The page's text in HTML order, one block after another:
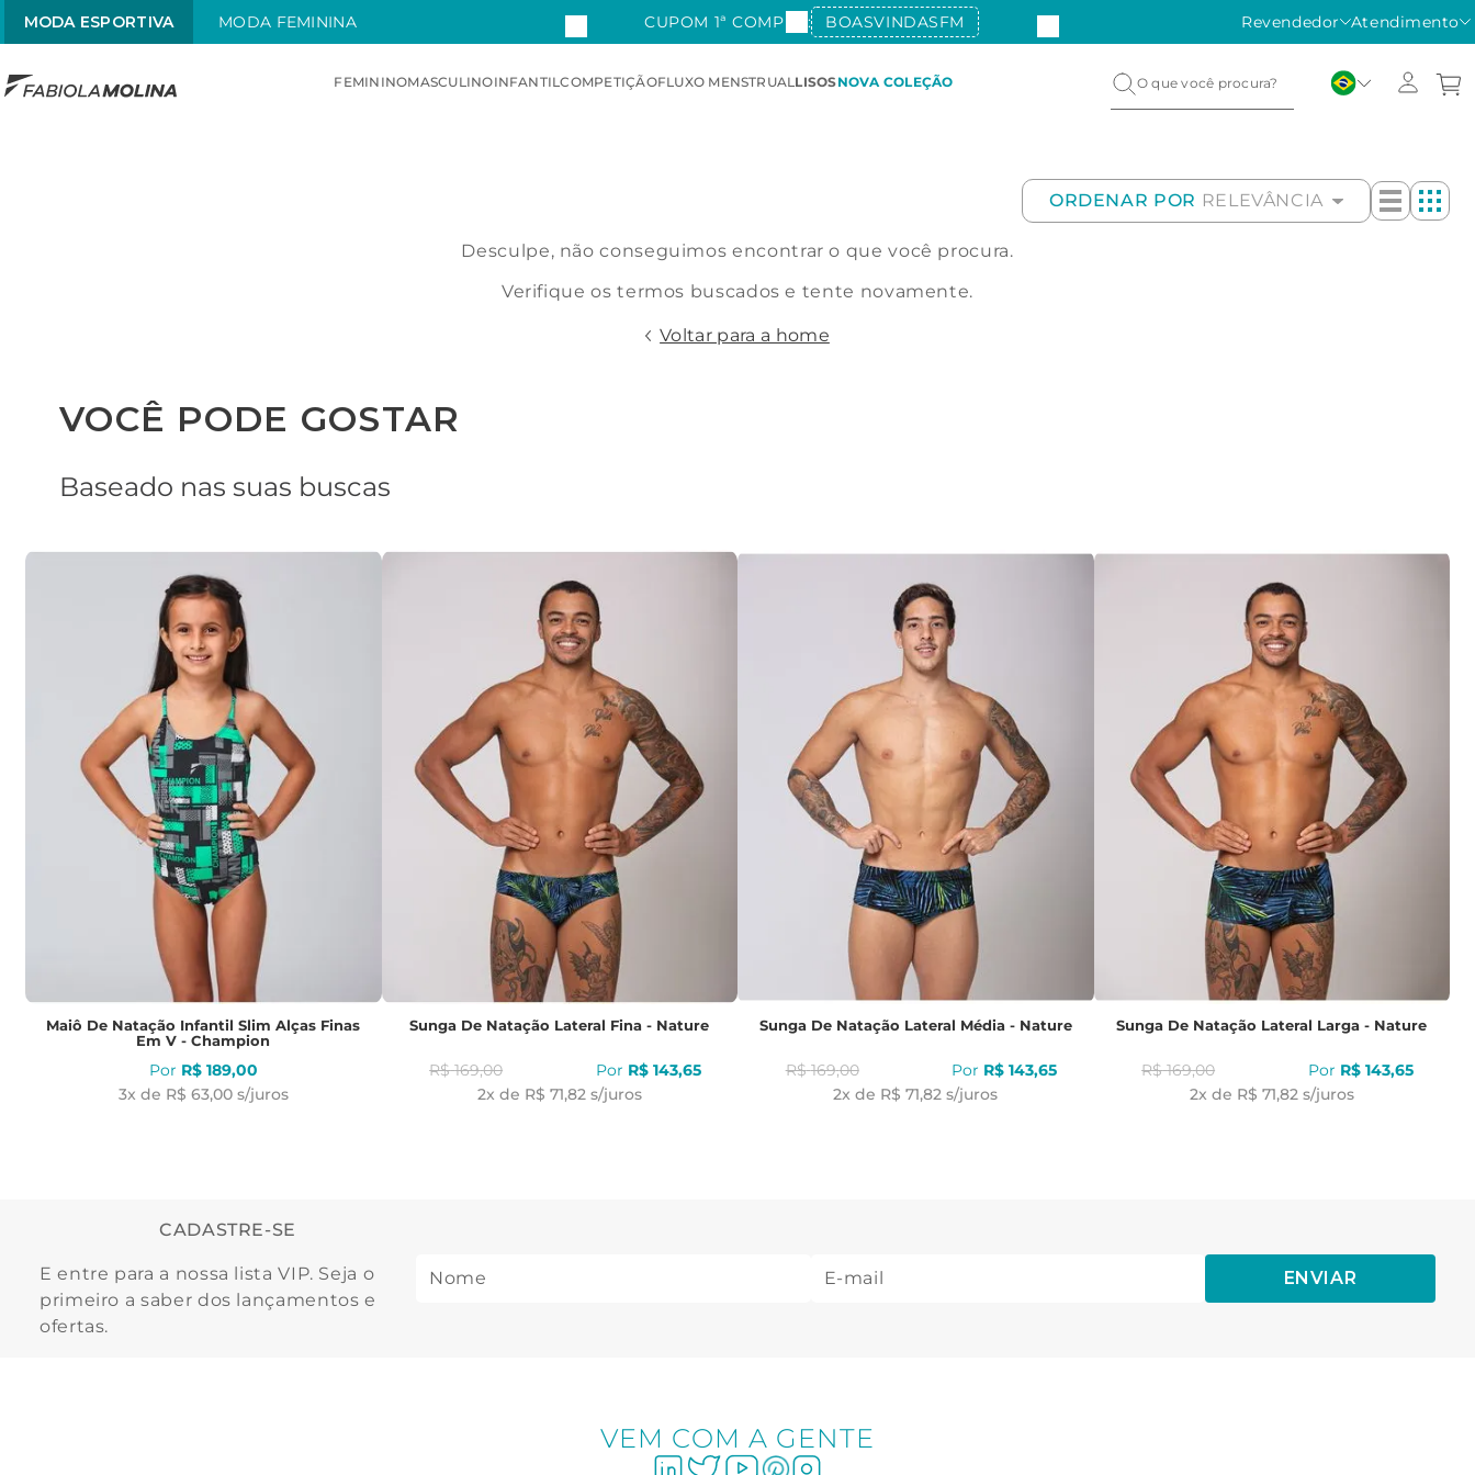
MODA ESPORTIVA MODA FEMININA CUPOM 1ª COMPRA: BOASVINDASFM Revendedor Atendimento
FEMININOMASCULINOINFANTILCOMPETIÇÃOFLUXO MENSTRUALLISOSNOVA COLEÇÃO
ORDENAR POR RELEVÂNCIA
Desculpe, não conseguimos encontrar o que você procura.
Verifique os termos buscados e tente novamente.
Voltar para a home
VOCÊ PODE GOSTAR
Baseado nas suas buscas
Maiô De Natação Infantil Slim Alças Finas
Em V - Champion
R$ 189,00
3x de R$ 63,00 s/juros
Sunga De Natação Lateral Fina - Nature
R$ 169,00 R$ 143,65
2x de R$ 71,82 s/juros
Sunga De Natação Lateral Média - Nature
R$ 169,00 R$ 143,65
2x de R$ 71,82 s/juros
Sunga De Natação Lateral Larga - Nature
R$ 169,00 R$ 143,65
2x de R$ 71,82 s/juros
CADASTRE-SE
E entre para a nossa lista VIP. Seja o
primeiro a saber dos lançamentos e
ofertas.
ENVIAR
VEM COM A GENTE